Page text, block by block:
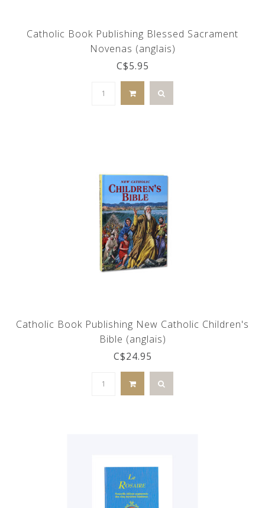
Catholic Book Publishing Blessed Sacrament
Novenas (anglais)
C$5.95
Catholic Book Publishing New Catholic Children's
Bible (anglais)
C$24.95